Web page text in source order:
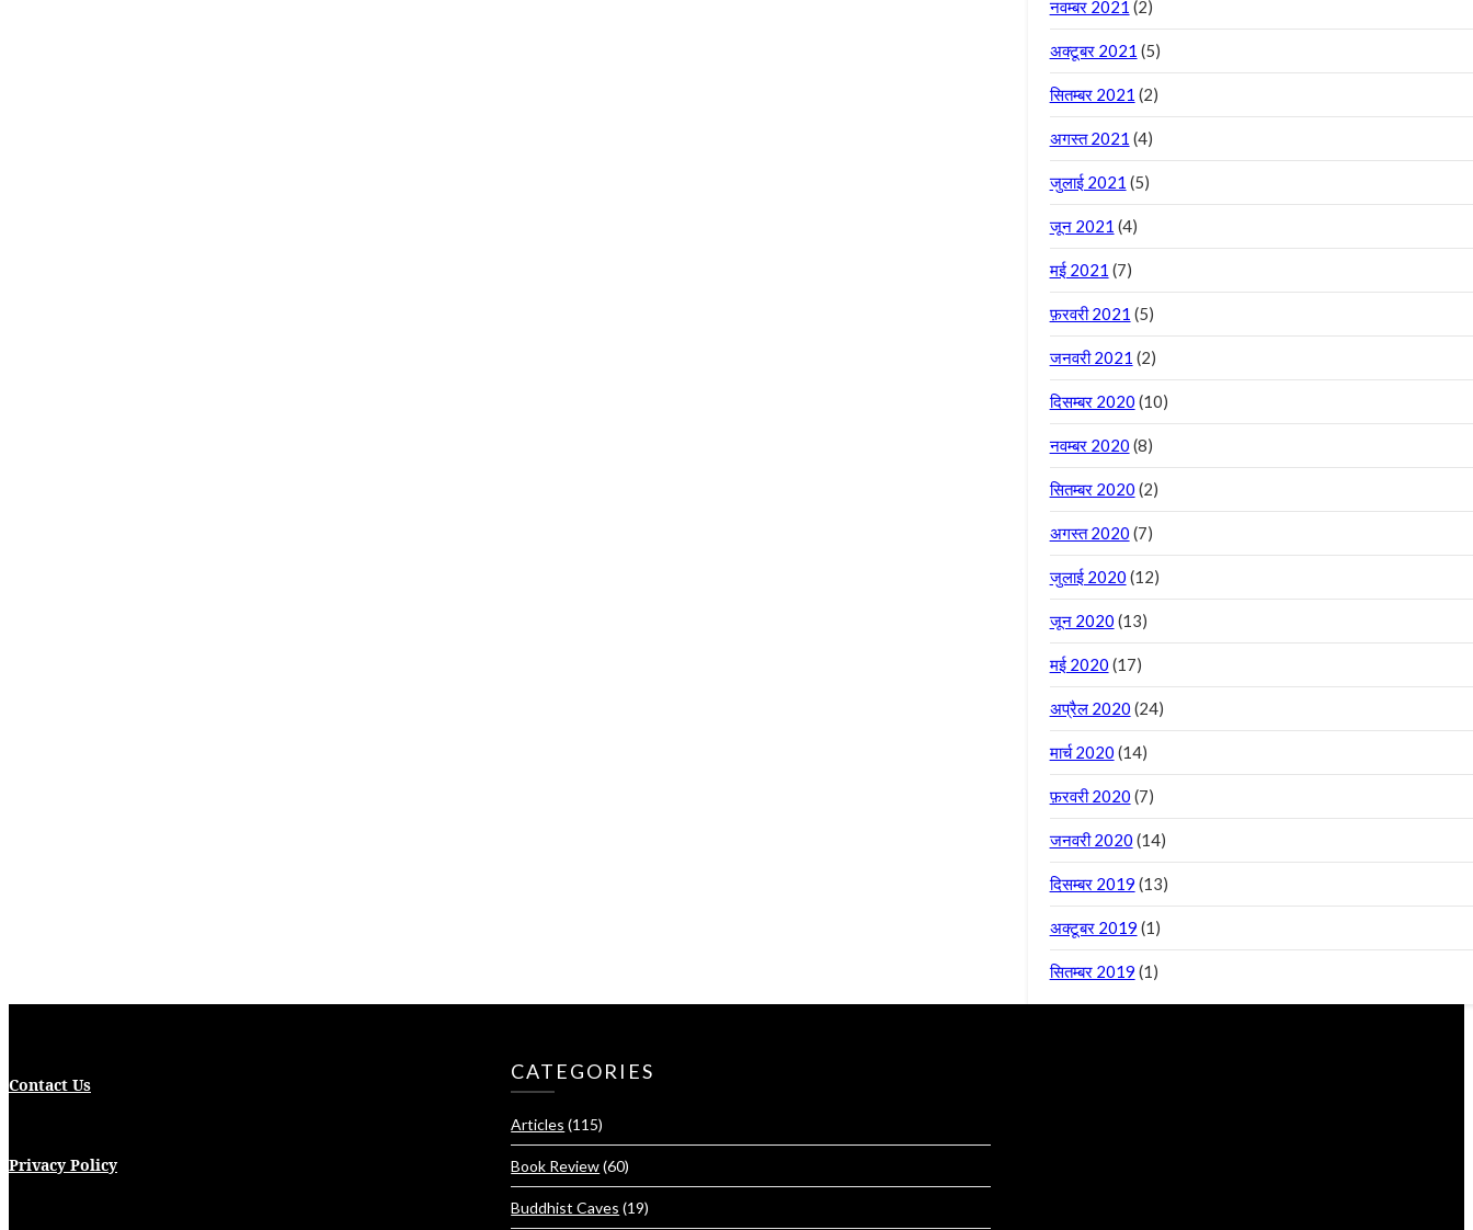
नवम्बर 2021 (2)
अक्टूबर 2021 (5)
सितम्बर 2021 (2)
अगस्त 2021 (4)
जुलाई 2021 (5)
जून 2021 (4)
मई 2021 (7)
फ़रवरी 2021 (5)
जनवरी 2021 (2)
दिसम्बर 2020 (10)
नवम्बर 2020 (8)
सितम्बर 2020 (2)
अगस्त 2020 (7)
जुलाई 2020 (12)
जून 2020 (13)
मई 2020 (17)
अप्रैल 2020 (24)
मार्च 2020 (14)
फ़रवरी 2020 (7)
जनवरी 2020 (14)
दिसम्बर 2019 (13)
अक्टूबर 2019 (1)
सितम्बर 2019 (1)
Contact Us
Privacy Policy
CATEGORIES
Articles (115)
Book Review(60)
Buddhist Caves (19)